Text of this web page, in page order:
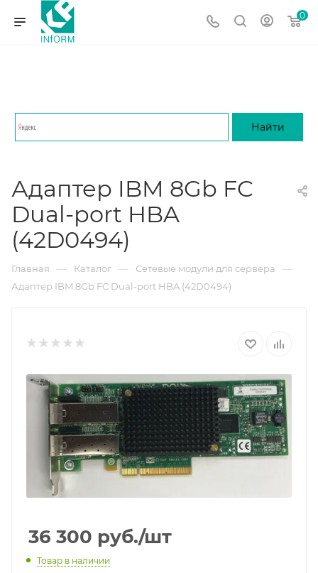
0
Адаптер IBM 8Gb FC
Dual-port HBA
(42D0494)
Главная — Каталог — Сетевые модули для сервера —
Адаптер IBM 8Gb FC Dual-port HBA (42D0494)
36 300 руб./шт
Товар в наличии